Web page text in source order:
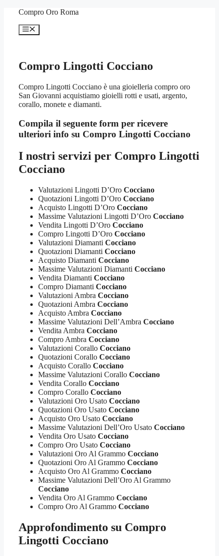
contenuto
Compro Oro Roma
Menu
Compro Lingotti Cocciano
Compro Lingotti Cocciano è una gioielleria compro oro
San Giovanni acquistiamo gioielli rotti e usati, argento,
corallo, monete e diamanti.
Compila il seguente form per ricevere
ulteriori info su Compro Lingotti Cocciano
I nostri servizi per Compro Lingotti
Cocciano
Valutazioni Lingotti D’Oro Cocciano
Quotazioni Lingotti D’Oro Cocciano
Acquisto Lingotti D’Oro Cocciano
Massime Valutazioni Lingotti D’Oro Cocciano
Vendita Lingotti D’Oro Cocciano
Compro Lingotti D’Oro Cocciano
Valutazioni Diamanti Cocciano
Quotazioni Diamanti Cocciano
Acquisto Diamanti Cocciano
Massime Valutazioni Diamanti Cocciano
Vendita Diamanti Cocciano
Compro Diamanti Cocciano
Valutazioni Ambra Cocciano
Quotazioni Ambra Cocciano
Acquisto Ambra Cocciano
Massime Valutazioni Dell’Ambra Cocciano
Vendita Ambra Cocciano
Compro Ambra Cocciano
Valutazioni Corallo Cocciano
Quotazioni Corallo Cocciano
Acquisto Corallo Cocciano
Massime Valutazioni Corallo Cocciano
Vendita Corallo Cocciano
Compro Corallo Cocciano
Valutazioni Oro Usato Cocciano
Quotazioni Oro Usato Cocciano
Acquisto Oro Usato Cocciano
Massime Valutazioni Dell’Oro Usato Cocciano
Vendita Oro Usato Cocciano
Compro Oro Usato Cocciano
Valutazioni Oro Al Grammo Cocciano
Quotazioni Oro Al Grammo Cocciano
Acquisto Oro Al Grammo Cocciano
Massime Valutazioni Dell’Oro Al Grammo
Cocciano
Vendita Oro Al Grammo Cocciano
Compro Oro Al Grammo Cocciano
Approfondimento su Compro
Lingotti Cocciano